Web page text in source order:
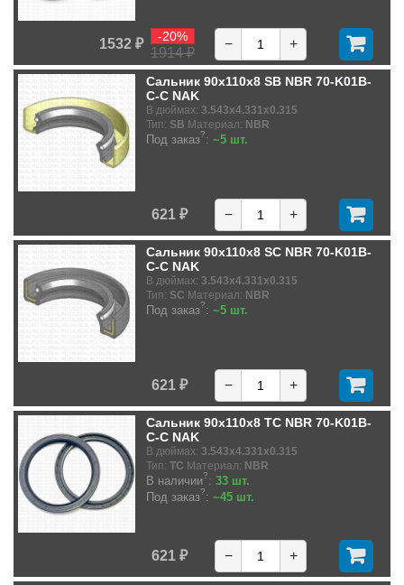
1532 ₽
1914 ₽
-20% − +
Сальник 90x110x8 SB NBR 70-K01B-
C-C NAK
В дюймах: 3.543x4.331x0.315
Тип: SB Материал: NBR
Под заказ?: ~5 шт.
621 ₽ − +
Сальник 90x110x8 SC NBR 70-K01B-
C-C NAK
В дюймах: 3.543x4.331x0.315
Тип: SC Материал: NBR
Под заказ?: ~5 шт.
621 ₽ − +
Сальник 90x110x8 TC NBR 70-K01B-
C-C NAK
В дюймах: 3.543x4.331x0.315
Тип: TC Материал: NBR
В наличии?: 33 шт.
Под заказ?: ~45 шт.
621 ₽ − +